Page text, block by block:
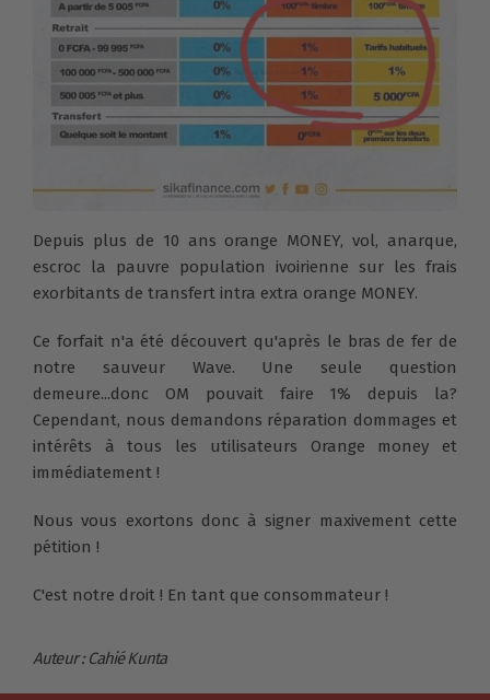
Depuis plus de 10 ans orange MONEY, vol, anarque,
escroc la pauvre population ivoirienne sur les frais
exorbitants de transfert intra extra orange MONEY.
Ce forfait n'a été découvert qu'après le bras de fer de
notre sauveur Wave. Une seule question
demeure...donc OM pouvait faire 1% depuis la?
Cependant, nous demandons réparation dommages et
intérêts à tous les utilisateurs Orange money et
immédiatement !
Nous vous exortons donc à signer maxivement cette
pétition !
C'est notre droit ! En tant que consommateur !
Auteur : Cahié Kunta